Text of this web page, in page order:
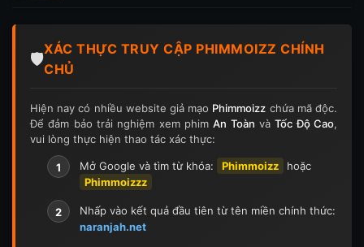
🛡️
XÁC THỰC TRUY CẬP PHIMMOIZZ CHÍNH
CHỦ
Hiện nay có nhiều website giả mạo Phimmoizz chứa mã độc.
Để đảm bảo trải nghiệm xem phimAn Toàn vàTốc Độ Cao,
vui lòng thực hiện thao tác xác thực:
1 Mở Google và tìm từ khóa: Phimmoizz
hoặc
Phimmoizzz
2
Nhấp vào kết quả đầu tiên từ tên miền chính thức:
naranjah.net